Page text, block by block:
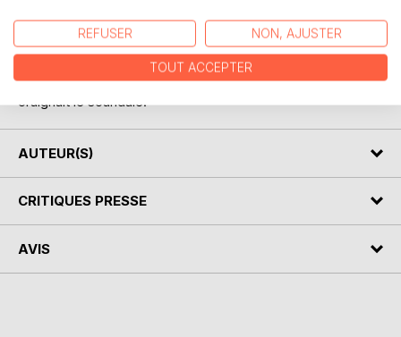
d'une intimité grandissante entre la vive Fanny et le solitaire
Donat, le roman témoigne aussi de la vie des Noirs de
cette époque aux États-Unis. Ce roman autobiographique
est paru de manière posthume parce que son auteur
craignait le scandale.
AUTEUR(S)
CRITIQUES PRESSE
AVIS
REFUSER NON, AJUSTER
TOUT ACCEPTER